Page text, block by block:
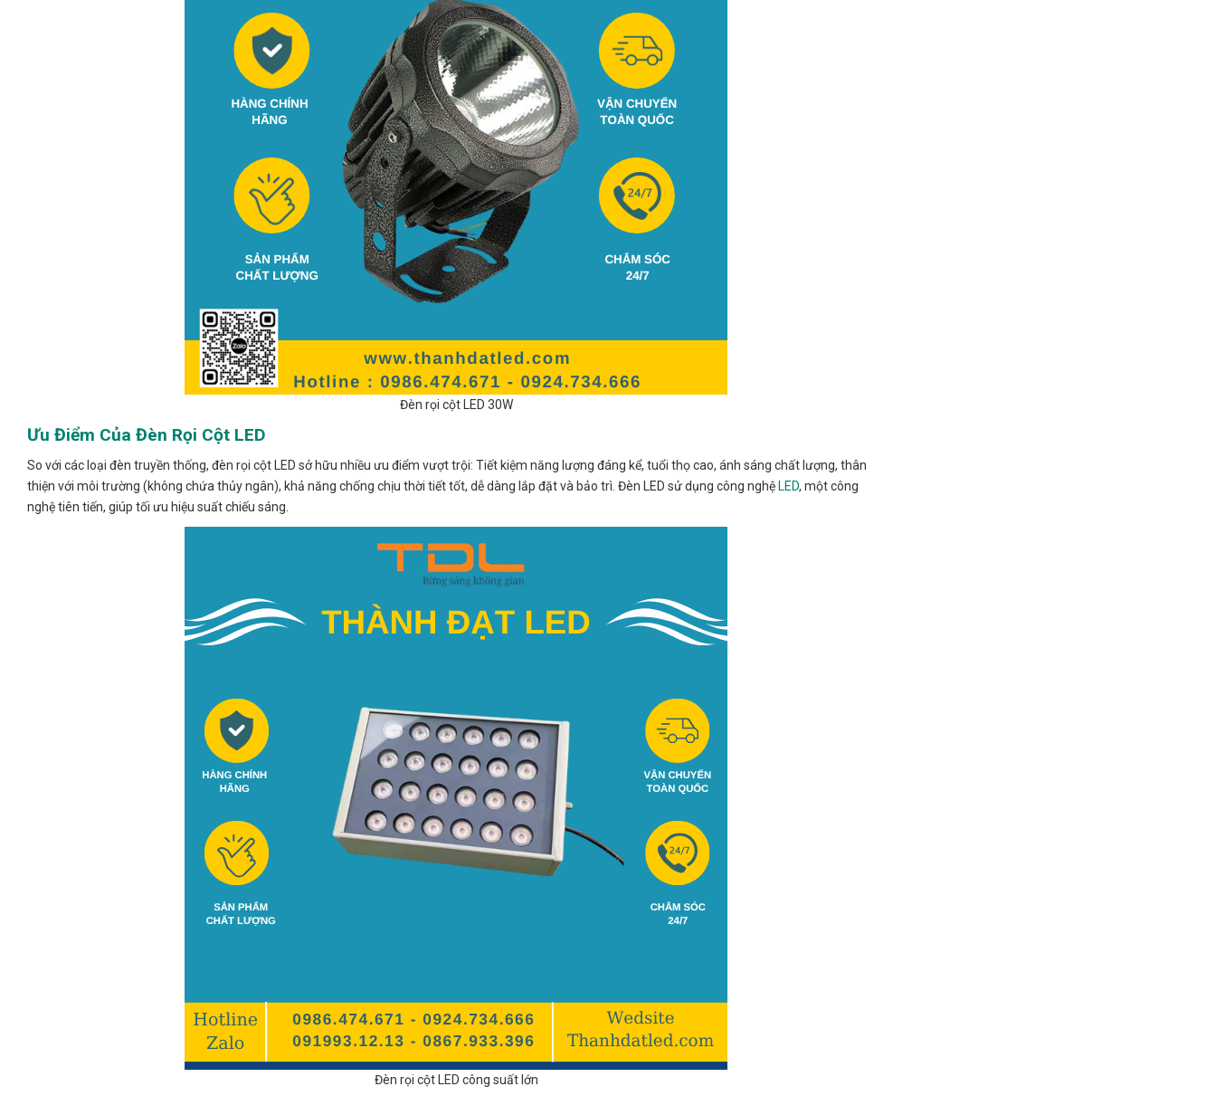
Đèn rọi cột LED 30W
Ưu Điểm Của Đèn Rọi Cột LED
So với các loại đèn truyền thống, đèn rọi cột LED sở hữu nhiều ưu điểm vượt trội: Tiết kiệm năng lượng đáng kể, tuổi thọ cao, ánh sáng chất lượng, thân
thiện với môi trường (không chứa thủy ngân), khả năng chống chịu thời tiết tốt, dễ dàng lắp đặt và bảo trì. Đèn LED sử dụng công nghệ LED, một công
nghệ tiên tiến, giúp tối ưu hiệu suất chiếu sáng.
Đèn rọi cột LED công suất lớn